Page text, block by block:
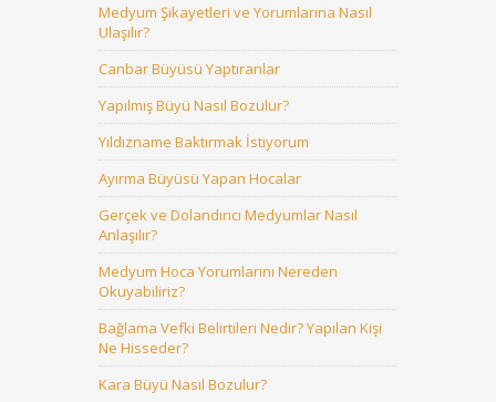
Medyum Şikayetleri ve Yorumlarına Nasıl
Ulaşılır?
Canbar Büyüsü Yaptıranlar
Yapılmış Büyü Nasıl Bozulur?
Yıldızname Baktırmak İstiyorum
Ayırma Büyüsü Yapan Hocalar
Gerçek ve Dolandırıcı Medyumlar Nasıl
Anlaşılır?
Medyum Hoca Yorumlarını Nereden
Okuyabiliriz?
Bağlama Vefki Belirtileri Nedir? Yapılan Kişi
Ne Hisseder?
Kara Büyü Nasıl Bozulur?